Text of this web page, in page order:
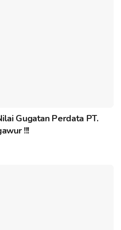
Gugatan Perdata PT.
!!!